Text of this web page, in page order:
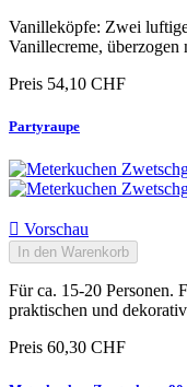
Vanilleköpfe: Zwei
Vanillecreme, überzogen
Preis 54,10 CHF
Partyraupe
 Vorschau
In den Warenkorb
Für ca. 15-20 Personen.
praktischen und
Preis 60,30 CHF